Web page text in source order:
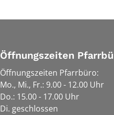
Öffnungszeiten
Öffnungszeiten Pfarrbüro:
Mo., Mi., Fr.: 9.00 - 12.00 Uhr
Do.: 15.00 - 17.00 Uhr
Di. geschlossen